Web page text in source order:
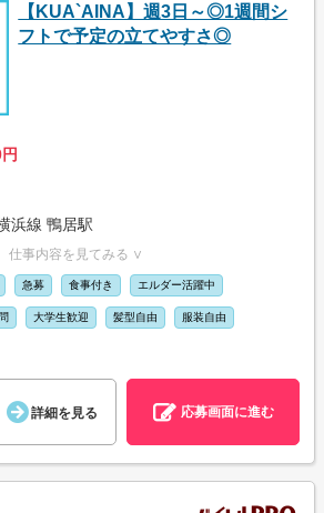
【KUA`AINA】週3日～◎1週間シ
フトで予定の立てやすさ◎
浜線 鴨居駅
仕事内容を見てみる ∨
急募 食事付き エルダー活躍中
大学生歓迎 髪型自由 服装自由
詳細を見る 応募画面に進む